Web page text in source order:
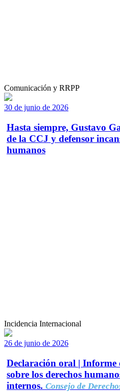
Comunicación y RRPP
30 de junio de 2026
Hasta siempre, Gustavo
de la CCJ y defensor
humanos
Incidencia Internacional
26 de junio de 2026
Declaración oral | Informe
sobre los derechos
internos. Consejo de